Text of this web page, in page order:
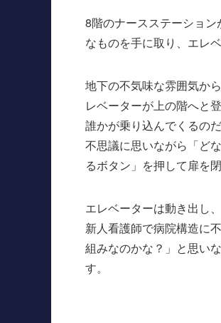
8階のナースステーショ
なものを手に取り、エレ
地下の不気味な雰囲気か
レベーターが上の階へと
誰かが乗り込んでくるの
不思議に思いながら「ど
るボタン」を押して扉を
エレベーターは動き出し
新人看護師で病院構造に
組みなのかな？」と思い
す。